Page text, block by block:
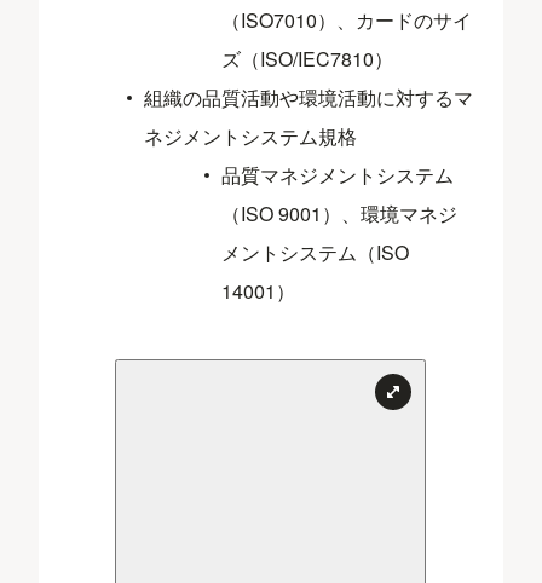
（ISO7010）、カードのサイ
ズ（ISO/IEC7810）
組織の品質活動や環境活動に対するマ
ネジメントシステム規格
品質マネジメントシステム
（ISO 9001）、環境マネジ
メントシステム（ISO
14001）